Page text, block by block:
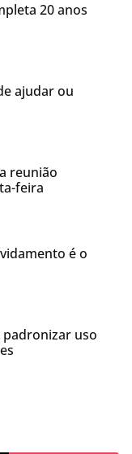
20 anos
ajudar ou
reunião
feira
é o
uso